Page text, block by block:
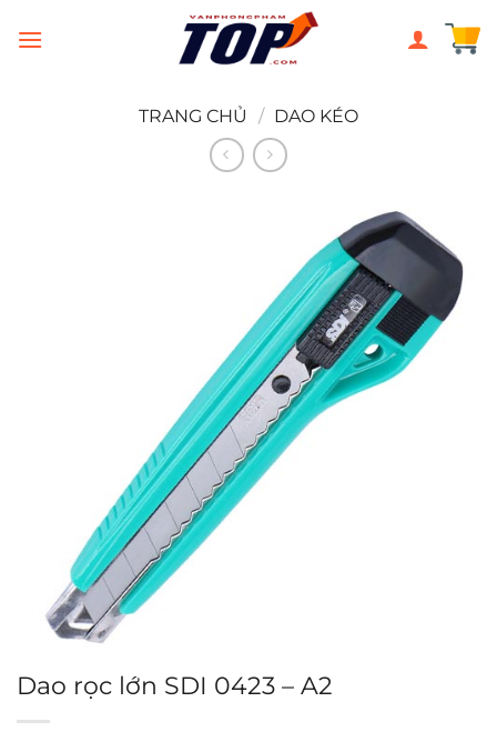
đến
TRANG CHỦ
/ DAO KÉO
Dao rọc lớn SDI 0423 – A2